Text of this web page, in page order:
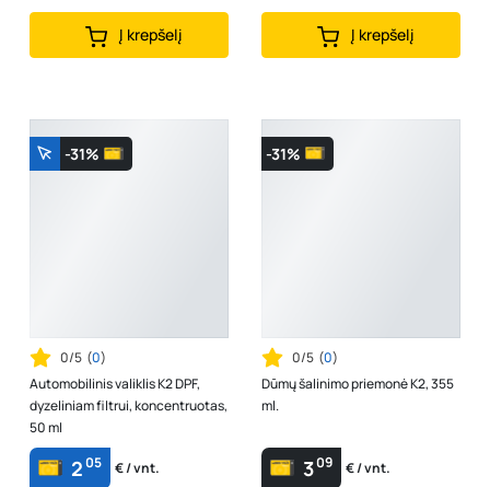
Į krepšelį Į krepšelį
-31%
0/5 (0)
Automobilinis valiklis K2 DPF,
dyzeliniam filtrui, koncentruotas,
50 ml
205 € / vnt.
-31%
0/5 (0)
Dūmų šalinimo priemonė K2, 355
ml.
309 € / vnt.